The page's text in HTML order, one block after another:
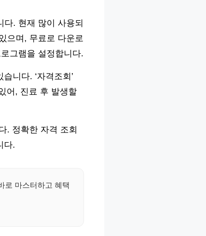
다. 현재 많이 사용되
으며, 무료로 다운로
그램을 설정합니다.
니다. ‘자격조회’
어, 진료 후 발생할
. 정확한 자격 조회
다.
로 마스터하고 혜택